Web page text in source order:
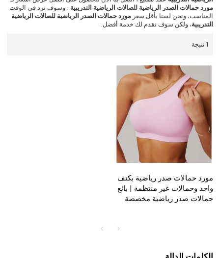
مورد حمالات الصدر الرياضية للصالات الرياضية التدريبية ، وسوف نرد في الوقت
المناسب، ونحن لسنا بأقل سعرمورد حمالات الصدر الرياضية للصالات الرياضية
التدريبية، ولكن سوف نقدم لك خدمة أفضل.
1 نتيجة
مورد حمالات صدر رياضية بكتف
واحد وحمالات غير منتظمة | بائع
حمالات صدر رياضية مخصصة